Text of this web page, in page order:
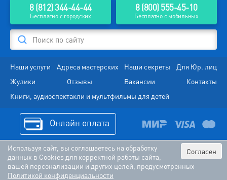
8 (812) 344-44-44
Бесплатно с городских
8 (800) 555-45-10
Бесплатно с мобильных
Поиск по сайту
Наши услуги Адреса мастерских Наши секреты
Для Юр. лиц
Жулики
Отзывы Вакансии
Контакты
Книги, аудиоспектакли и мультфильмы для детей
Онлайн оплата
Согласен
Используя сайт, вы соглашаетесь на обработку
данных в Cookies для корректной работы сайта,
вашей персонализации и других целей, предусмотренных
Политикой конфиденциальности